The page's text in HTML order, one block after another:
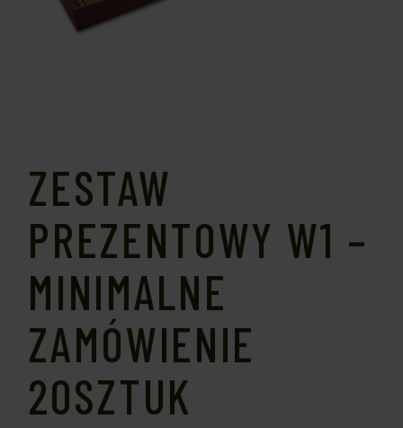
ZESTAW
PREZENTOWY W1 –
MINIMALNE
ZAMÓWIENIE
20SZTUK